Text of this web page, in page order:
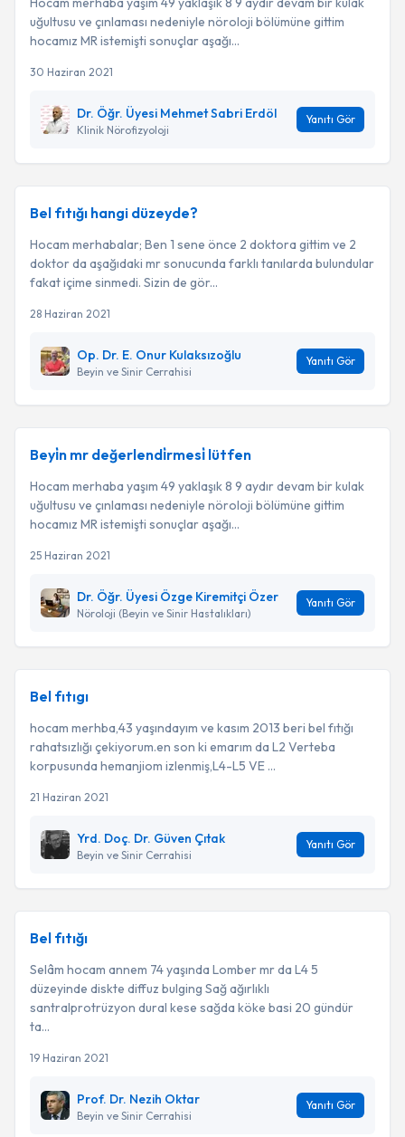
uğultusu ve çınlaması nedeniyle nöroloji bölümüne gittim
hocamız MR istemişti sonuçlar aşağı...
30 Haziran 2021
Dr. Öğr. Üyesi Mehmet Sabri Erdöl
Klinik Nörofizyoloji
Yanıtı Gör
Bel fıtığı hangi düzeyde?
Hocam merhabalar; Ben 1 sene önce 2 doktora gittim ve 2
doktor da aşağıdaki mr sonucunda farklı tanılarda bulundular
fakat içime sinmedi. Sizin de gör...
28 Haziran 2021
Op. Dr. E. Onur Kulaksızoğlu
Beyin ve Sinir Cerrahisi
Yanıtı Gör
Beyi̇n mr değerlendi̇rmesi̇ lütfen
Hocam merhaba yaşım 49 yaklaşık 8 9 aydır devam bir kulak
uğultusu ve çınlaması nedeniyle nöroloji bölümüne gittim
hocamız MR istemişti sonuçlar aşağı...
25 Haziran 2021
Dr. Öğr. Üyesi Özge Kiremitçi Özer
Nöroloji (Beyin ve Sinir Hastalıkları)
Yanıtı Gör
Bel fıtıgı
hocam merhba,43 yaşındayım ve kasım 2013 beri bel fıtığı
rahatsızlığı çekiyorum.en son ki emarım da L2 Verteba
korpusunda hemanjiom izlenmiş,L4-L5 VE ...
21 Haziran 2021
Yrd. Doç. Dr. Güven Çıtak
Beyin ve Sinir Cerrahisi
Yanıtı Gör
Bel fıtığı
Selâm hocam annem 74 yaşında Lomber mr da L4 5
düzeyinde diskte diffuz bulging Sağ ağırlıklı
santralprotrüzyon dural kese sağda köke basi 20 gündür
ta...
19 Haziran 2021
Prof. Dr. Nezih Oktar
Beyin ve Sinir Cerrahisi
Yanıtı Gör